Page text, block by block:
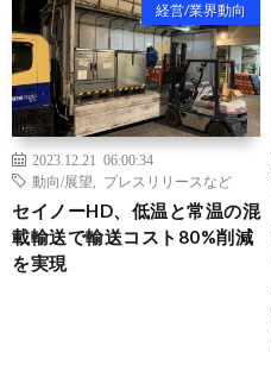
経営/業界動向
2023.12.21 06:00:34
動向/展望
プレスリリースなど
セイノーHD、低温と常温の混
載輸送で輸送コスト80%削減
を実現